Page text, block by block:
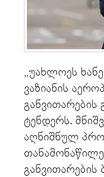
,,უახლოეს
ვაზიანის
განვითარების
ტენდერს.
აღნიშნულ
განვითარების